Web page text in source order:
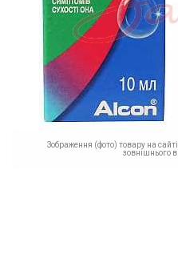
Зображення (фото) товару на
зовнішнього